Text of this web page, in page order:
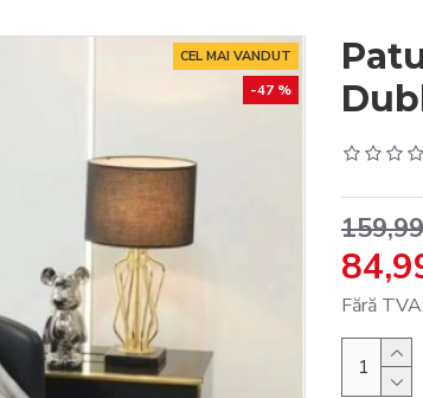
CEL MAI VANDUT
-47 %
Fără